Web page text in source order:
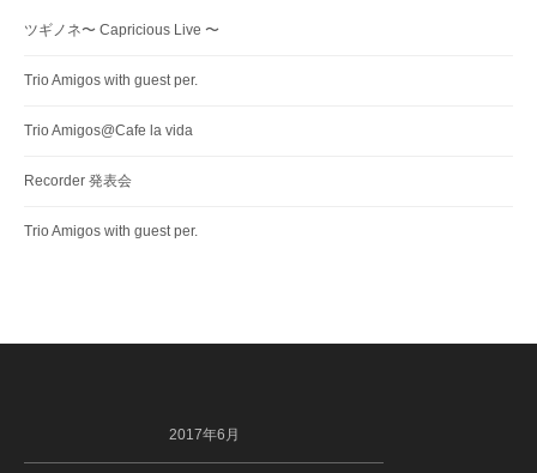
ツギノネ〜 Capricious Live 〜
Trio Amigos with guest per.
Trio Amigos@Cafe la vida
Recorder 発表会
Trio Amigos with guest per.
2017年6月